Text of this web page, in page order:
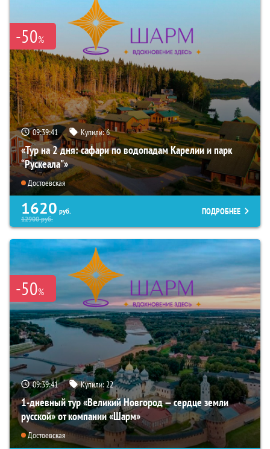
-50%
09:39:40 Купили:6
«Тур на 2 дня: сафари по водопадам Карелии и парк
“Рускеала"»
Достоевская
1620 руб.
12900руб.
ПОДРОБНЕЕ
-50%
09:39:40 Купили:22
1-дневный тур «Великий Новгород — сердце земли
русской» от компании «Шарм»
Достоевская